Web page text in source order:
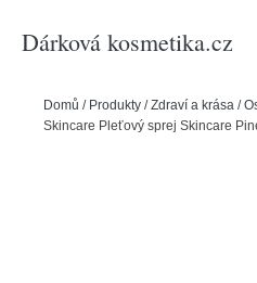
Dárková kosmetika.cz
Domů / Produkty /Zdraví a krása /
Skincare Pleťový sprej Skincare